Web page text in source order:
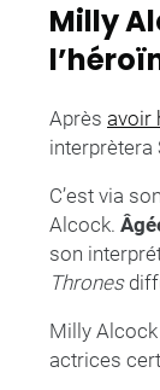
Milly
Après avoir
interprètera
C’est via
Alcock.
son
Thrones
Milly Alcock
actrices